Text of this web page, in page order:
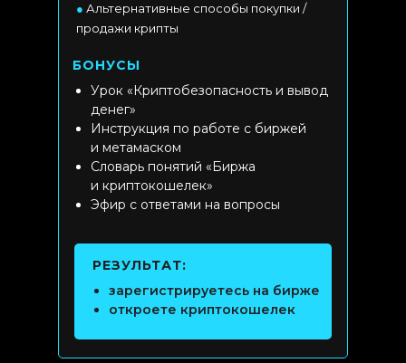
● Альтернативные способы покупки /
продажи крипты
зарегистрируетесь на бирже
откроете криптокошелек
РЕЗУЛЬТАТ:
Урок «Криптобезопасность и вывод
денег»
Инструкция по работе с биржей
и метамаском
Словарь понятий «Биржа
и криптокошелек»
Эфир с ответами на вопросы
БОНУСЫ